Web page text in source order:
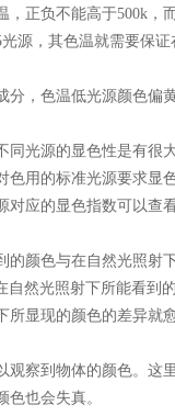
负不能高于500k，而
源，其色温就需要保
分，色温低光源颜色偏
不同光源的显色性是有
用的标准光源要求显
对应的显色指数可以查
看到的颜色与在自然光照
然光照射下所能看到
所显现的颜色的差异就
以观察到物体的颜色。
色也会失真。